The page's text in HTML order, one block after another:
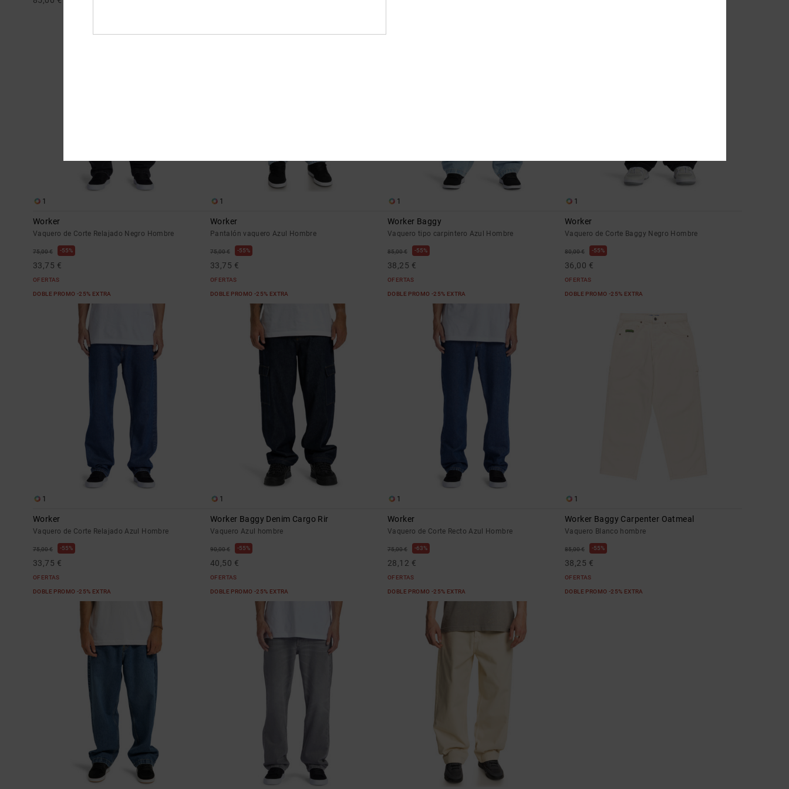
1
Worker
Vaquero de Corte Relajado Negro Hombre
75,00 € 55%
33,75 €
OFERTAS
DOBLE PROMO -25% EXTRA
1
Worker
Pantalón vaquero Azul Hombre
75,00 € 55%
33,75 €
OFERTAS
DOBLE PROMO -25% EXTRA
1
Worker Baggy
Vaquero tipo carpintero Azul Hombre
85,00 € 55%
38,25 €
OFERTAS
DOBLE PROMO -25% EXTRA
1
Worker
Vaquero de Corte Baggy Negro Hombre
80,00 € 55%
36,00 €
OFERTAS
DOBLE PROMO -25% EXTRA
1
Worker
Vaquero de Corte Relajado Azul Hombre
75,00 € 55%
33,75 €
OFERTAS
DOBLE PROMO -25% EXTRA
1
Worker Baggy Denim Cargo Rir
Vaquero Azul hombre
90,00 € 55%
40,50 €
OFERTAS
DOBLE PROMO -25% EXTRA
1
Worker
Vaquero de Corte Recto Azul Hombre
75,00 € 63%
28,12 €
OFERTAS
DOBLE PROMO -25% EXTRA
1
Worker Baggy Carpenter Oatmeal
Vaquero Blanco hombre
85,00 € 55%
38,25 €
OFERTAS
DOBLE PROMO -25% EXTRA